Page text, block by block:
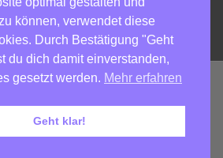
können, verwendet diese
Durch Bestätigung "Geht
du dich damit einverstanden,
gesetzt werden. Mehr erfahren
Geht klar!